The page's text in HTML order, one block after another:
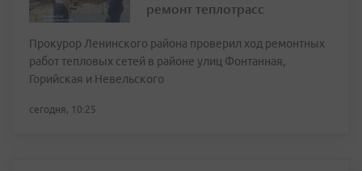
ремонт теплотрасс
Прокурор Ленинского района проверил ход ремонтных
работ тепловых сетей в районе улиц Фонтанная,
Горийская и Невельского
сегодня, 10:25